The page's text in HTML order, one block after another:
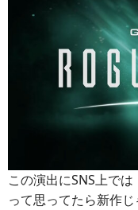
この演出にSNS上で
って思ってたら新作